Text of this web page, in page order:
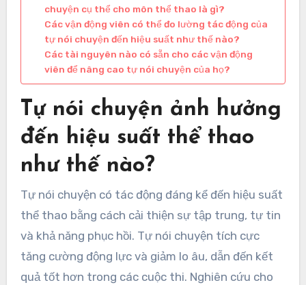
chuyện cụ thể cho môn thể thao là gì?
Các vận động viên có thể đo lường tác động của
tự nói chuyện đến hiệu suất như thế nào?
Các tài nguyên nào có sẵn cho các vận động
viên để nâng cao tự nói chuyện của họ?
Tự nói chuyện ảnh hưởng
đến hiệu suất thể thao
như thế nào?
Tự nói chuyện có tác động đáng kể đến hiệu suất
thể thao bằng cách cải thiện sự tập trung, tự tin
và khả năng phục hồi. Tự nói chuyện tích cực
tăng cường động lực và giảm lo âu, dẫn đến kết
quả tốt hơn trong các cuộc thi. Nghiên cứu cho